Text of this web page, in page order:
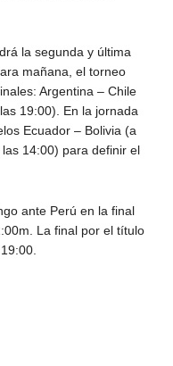
la segunda y última
mañana, el torneo
Argentina – Chile
19:00). En la jornada
Ecuador – Bolivia (a
14:00) para definir el
ante Perú en la final
La final por el título